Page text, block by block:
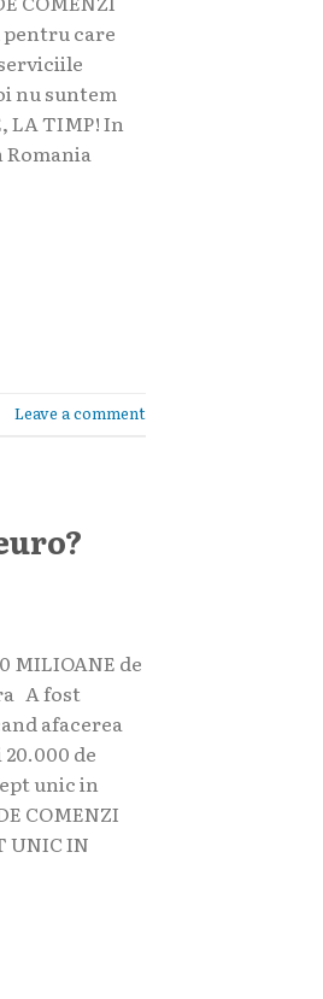
care
nu suntem
LA TIMP! In
Leave a comment
MILIOANE de
A fost
afacerea
de
unic in
COMENZI
UNIC IN